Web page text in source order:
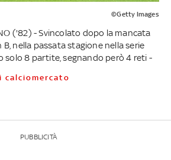
©Getty Images
('82) - Svincolato dopo la mancata
B, nella passata stagione nella serie
8 partite, segnando però 4 reti -
calciomercato
PUBBLICITÀ